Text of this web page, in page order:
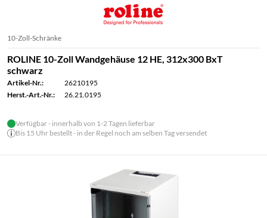
10-Zoll-Schränke
ROLINE 10-Zoll Wandgehäuse 12 HE, 312x300 BxT
schwarz
Artikel-Nr.:
26210195
Herst.-Art.-Nr.:
26.21.0195
Verfügbar - innerhalb von 1-2 Tagen lieferbar
Bis 15 Uhr bestellt - in der Regel noch am selben Tag versendet